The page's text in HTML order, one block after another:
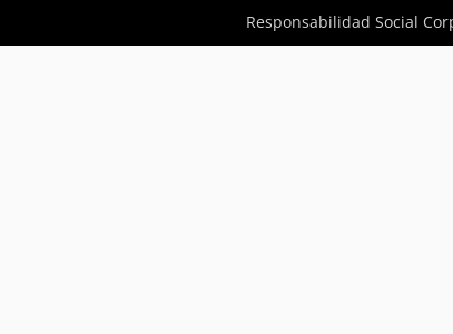
Responsabilidad Social